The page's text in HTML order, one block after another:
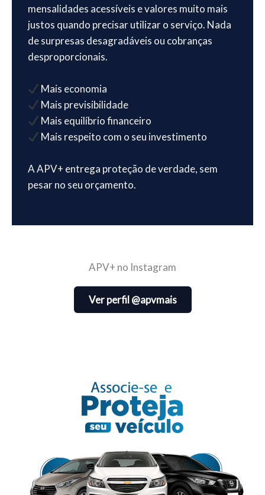
mensalidades acessíveis e valores muito mais
justos quando precisar utilizar o serviço. Nada
de surpresas desagradáveis ou cobranças
desproporcionais.
Mais economia
Mais previsibilidade
Mais equilíbrio financeiro
Mais respeito com o seu investimento
A APV+ entrega proteção de verdade, sem
pesar no seu orçamento.
APV+ no Instagram
Ver perfil @apvmais